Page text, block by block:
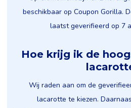
beschikbaar op Coupon Gorilla.
laatst geverifieerd op 7
Hoe krijg ik de
Wij raden aan om de
lacarotte te kiezen.